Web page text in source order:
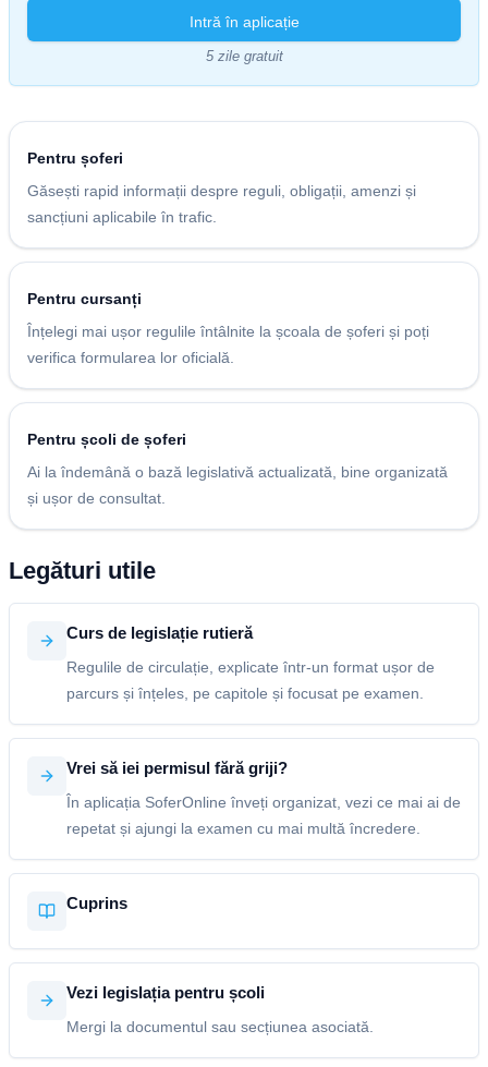
Intră în aplicație
5 zile gratuit
Pentru șoferi
Găsești rapid informații despre reguli, obligații, amenzi și
sancțiuni aplicabile în trafic.
Pentru cursanți
Înțelegi mai ușor regulile întâlnite la școala de șoferi și poți
verifica formularea lor oficială.
Pentru școli de șoferi
Ai la îndemână o bază legislativă actualizată, bine organizată
și ușor de consultat.
Legături utile
Curs de legislație rutieră
Regulile de circulație, explicate într-un format ușor de
parcurs și înțeles, pe capitole și focusat pe examen.
Vrei să iei permisul fără griji?
În aplicația SoferOnline înveți organizat, vezi ce mai ai de
repetat și ajungi la examen cu mai multă încredere.
Cuprins
Vezi legislația pentru școli
Mergi la documentul sau secțiunea asociată.